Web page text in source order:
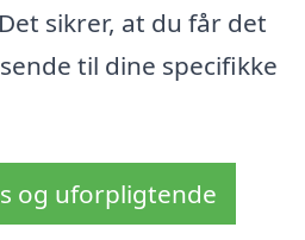
sikrer, at du får det
til dine specifikke
og uforpligtende